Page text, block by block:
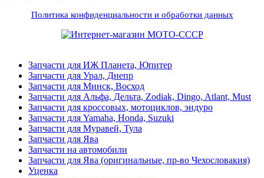
Политика конфиденциальности и обработки данных
Запчасти для ИЖ Планета, Юпитер
Запчасти для Урал, Днепр
Запчасти для Минск, Восход
Запчасти для Альфа, Дельта, Zodiak, Dingo, Atlant, Must
Запчасти для кроссовых, мотоциклов, эндуро
Запчасти для Yamaha, Honda, Suzuki
Запчасти для Муравей, Тула
Запчасти для Ява
Запчасти на автомобили
Запчасти для Ява (оригинальные, пр-во Чехословакия)
Уценка